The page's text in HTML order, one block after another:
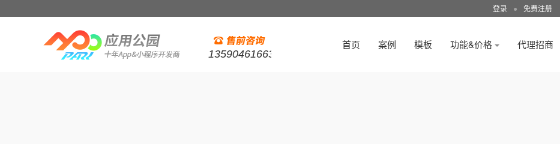
登录 ● 免费注册
13590461663
首页 案例 模板 功能&价格 代理招商